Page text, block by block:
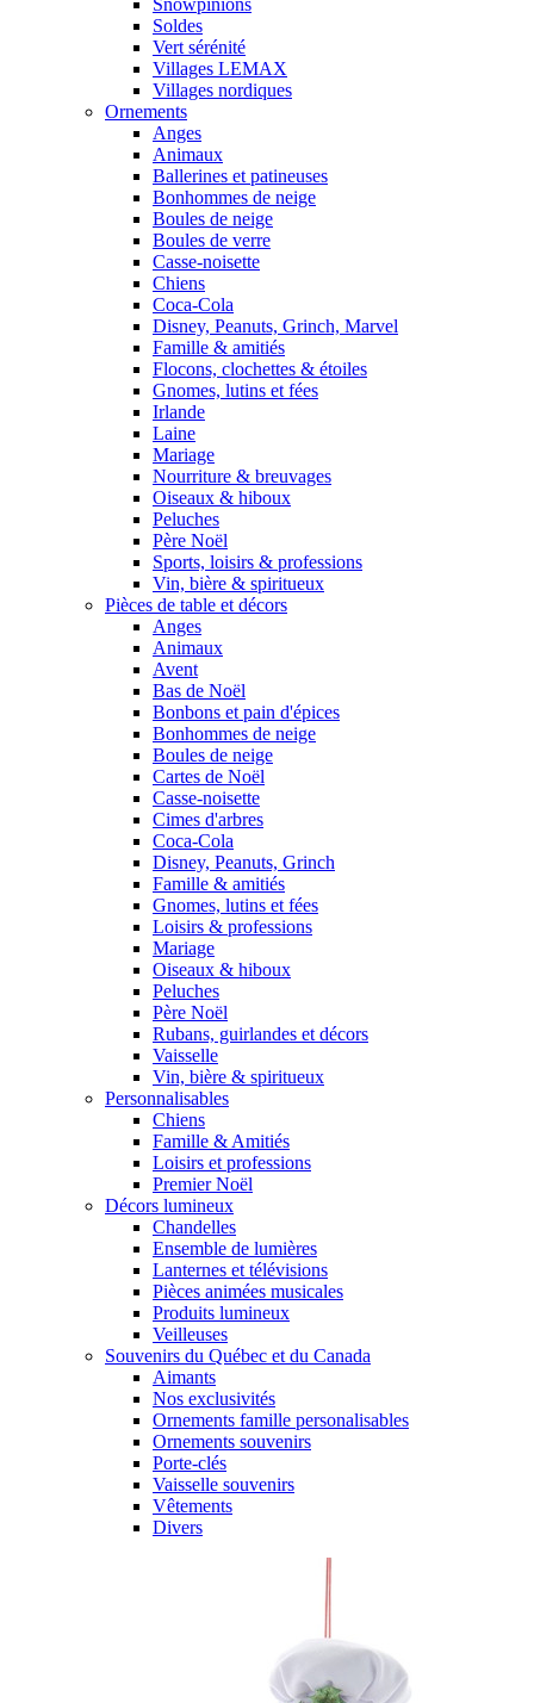
Snowpinions
Soldes
Vert sérénité
Villages LEMAX
Villages nordiques
Ornements
Anges
Animaux
Ballerines et patineuses
Bonhommes de neige
Boules de neige
Boules de verre
Casse-noisette
Chiens
Coca-Cola
Disney, Peanuts, Grinch, Marvel
Famille & amitiés
Flocons, clochettes & étoiles
Gnomes, lutins et fées
Irlande
Laine
Mariage
Nourriture & breuvages
Oiseaux & hiboux
Peluches
Père Noël
Sports, loisirs & professions
Vin, bière & spiritueux
Pièces de table et décors
Anges
Animaux
Avent
Bas de Noël
Bonbons et pain d'épices
Bonhommes de neige
Boules de neige
Cartes de Noël
Casse-noisette
Cimes d'arbres
Coca-Cola
Disney, Peanuts, Grinch
Famille & amitiés
Gnomes, lutins et fées
Loisirs & professions
Mariage
Oiseaux & hiboux
Peluches
Père Noël
Rubans, guirlandes et décors
Vaisselle
Vin, bière & spiritueux
Personnalisables
Chiens
Famille & Amitiés
Loisirs et professions
Premier Noël
Décors lumineux
Chandelles
Ensemble de lumières
Lanternes et télévisions
Pièces animées musicales
Produits lumineux
Veilleuses
Souvenirs du Québec et du Canada
Aimants
Nos exclusivités
Ornements famille personalisables
Ornements souvenirs
Porte-clés
Vaisselle souvenirs
Vêtements
Divers